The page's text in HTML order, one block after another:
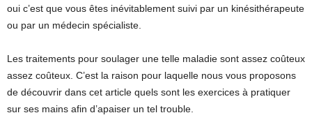
oui c’est que vous êtes inévitablement suivi par un kinésithérapeute
ou par un médecin spécialiste.
Les traitements pour soulager une telle maladie sont assez coûteux
assez coûteux. C’est la raison pour laquelle nous vous proposons
de découvrir dans cet article quels sont les exercices à pratiquer
sur ses mains afin d’apaiser un tel trouble.